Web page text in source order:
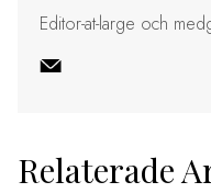
Editor-at-large och
Relaterade